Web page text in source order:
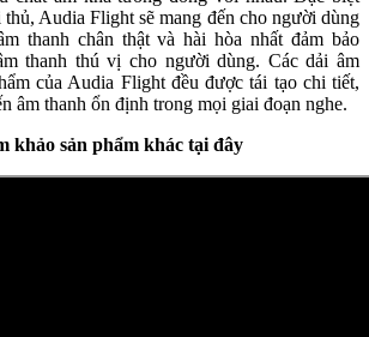
Audia Flight sẽ mang đến cho người dùng
thanh chân thật và hài hòa nhất đảm bảo
thanh thú vị cho người dùng. Các dải âm
của Audia Flight đều được tái tạo chi tiết,
âm thanh ổn định trong mọi giai đoạn nghe.
khảo sản phẩm khác tại đây